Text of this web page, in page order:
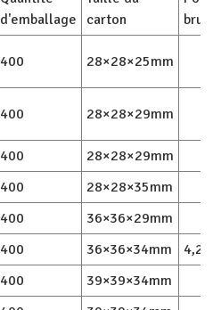
d'emballage
carton
brut/
400 28×28×25mm
400 28×28×29mm
400
28×28×29mm
400
28×28×35mm
400
36×36×29mm
400 36×36×34mm
4,2/
400
39×39×34mm